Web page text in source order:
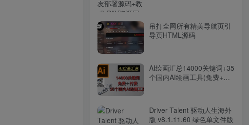
吊打全网所有精美导航页引
导页HTML源码
AI绘画汇总14000关键词+35
个国内AI绘画工具(兔费+付
Driver Talent 驱动人生海外
版 v8.1.11.60 绿色单文件版